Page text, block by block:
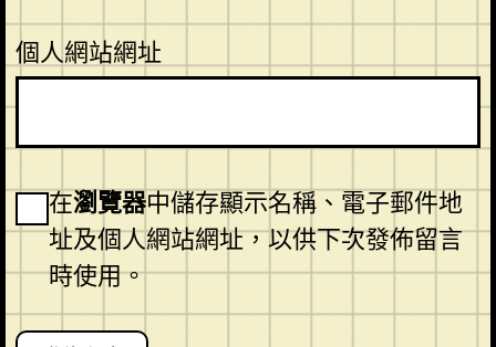
個人網站網址
在瀏覽器中儲存顯示名稱、電子郵件地
址及個人網站網址，以供下次發佈留言
時使用。